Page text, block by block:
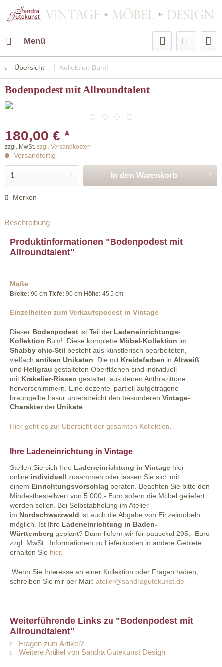
Menü
Übersicht Kollektion Bum!
Bodenpodest mit Allroundtalent
180,00 € *
zzgl. MwSt. zzgl. Versandkosten
Versandfertig
In den Warenkorb
Merken
Beschreibung
Produktinformationen "Bodenpodest mit
Allroundtalent"
Maße
Breite: 90 cm Tiefe: 90 cm Höhe: 45,5 cm
Einzelheiten zum Verkaufspodest in Vintage
Dieser Bodenpodest ist Teil der Ladeneinrichtungs-
Kollektion Bum!. Diese komplette Möbel-Kollektion im
Shabby chic-Stil besteht aus künstlerisch bearbeiteten,
vielfach antiken Unikaten . Die mit Kreidefarben in Altweiß
und Hellgrau gestalteten Oberflächen sind individuell
mit Krakelier-Rissen gestaltet, aus denen Anthrazittöne
hervorschimmern. Eine dezente, partiell aufgetragene
braungelbe Lasur unterstreicht den besonderen Vintage-
Charakterder Unikate
Hier geht es zur Übersicht der gesamten Kollektion
Ihre Ladeneinrichtung in Vintage
Stellen Sie sich Ihre Ladeneinrichtung in Vintage hier
online individuell zusammen oder lassen Sie sich mit
einem Einrichtungsvorschlag beraten. Beachten Sie bitte den
Mindestbestellwert von 5.000,- Euro sofern die Möbel geliefert
werden sollen. Bei Selbstabholung im Atelier
im Nordschwarzwald ist auch die Abgabe von Einzelmöbeln
möglich. Ist Ihre Ladeneinrichtung in Baden-
Württemberg geplant? Dann liefern wir für pauschal 295,- Euro
zzgl. MwSt.. Informationen zu Lieferkosten in andere Gebiete
erhalten Sie hier.
Wenn Sie Interesse an einer Kollektion oder Fragen haben,
schreiben Sie mir per Mail: atelier@sandragutekunst.de
Weiterführende Links zu "Bodenpodest mit
Allroundtalent"
Fragen zum Artikel?
Weitere Artikel von Sandra Gutekunst Design